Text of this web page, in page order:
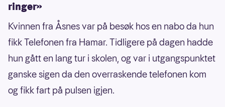
ringer»
Kvinnen fra Åsnes var på besøk hos en nabo da hun
fikk Telefonen fra Hamar. Tidligere på dagen hadde
hun gått en lang tur i skolen, og var i utgangspunktet
ganske sigen da den overraskende telefonen kom
og fikk fart på pulsen igjen.